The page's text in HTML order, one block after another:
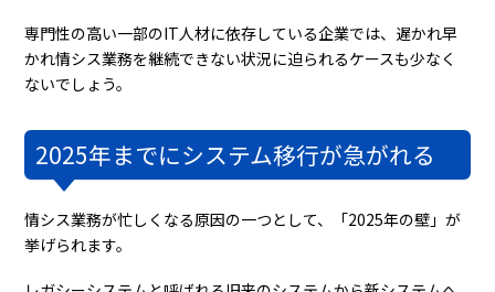
専門性の高い一部のIT人材に依存している企業では、遅かれ早
かれ情シス業務を継続できない状況に迫られるケースも少なく
ないでしょう。
2025年までにシステム移行が急がれる
情シス業務が忙しくなる原因の一つとして、「2025年の壁」が
挙げられます。